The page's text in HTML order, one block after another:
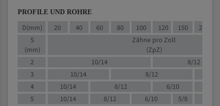
PROFILE UND ROHRE
D(mm) 20 40 60 80 100 120 150 200
S
(mm)
Zähne pro Zoll
(ZpZ)
2
10/14
8/12
3
10/14 8/12
4
10/14 8/12 6/10
5
10/14 8/12 6/10
5/8